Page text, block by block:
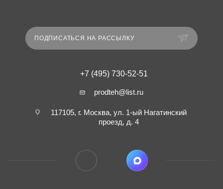
ПОДПИСАТЬСЯ НА РАССЫЛКУ
+7 (495) 730-52-51
prodteh@list.ru
117105, г. Москва, ул. 1-ый Нагатинский
проезд, д. 4